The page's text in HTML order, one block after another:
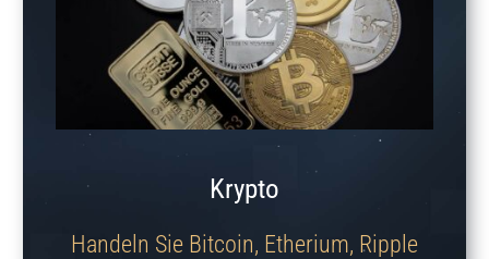
Krypto
Handeln Sie Bitcoin, Etherium, Ripple